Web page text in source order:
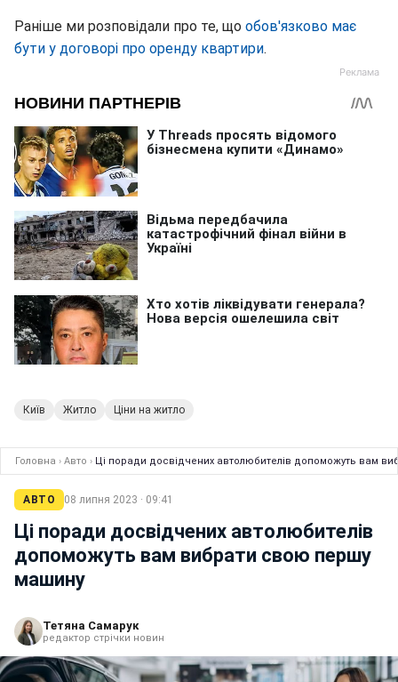
Раніше ми розповідали про те, що обов'язково має
бути у договорі про оренду квартири.
Київ Житло Ціни на житло
Головна › Авто › Ці поради досвідчених автолюбителів допоможуть вам
АВТО 08 липня 2023 · 09:41
Ці поради досвідчених автолюбителів
допоможуть вам вибрати свою першу
машину
Тетяна Самарук
редактор стрічки новин